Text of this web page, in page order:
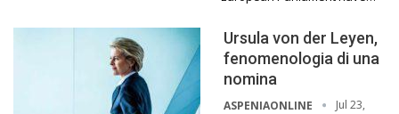
Ursula von der Leyen,
fenomenologia di una
nomina
ASPENIAONLINE
Jul 23,